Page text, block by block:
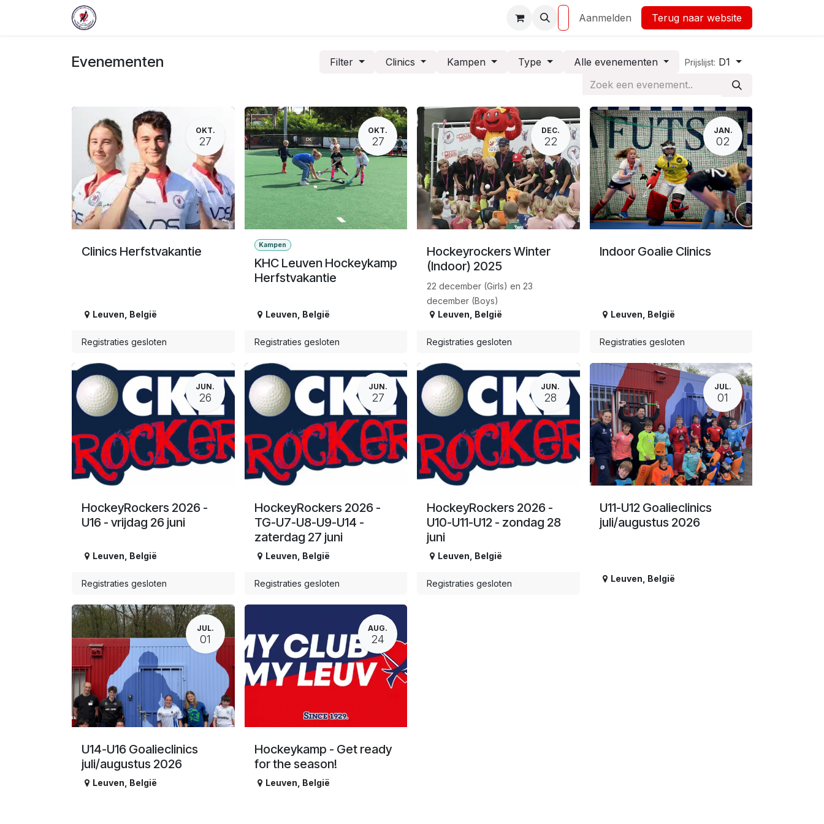
Overslaan naar inhoud
Aanmelden Terug naar website
Evenementen Filter Clinics Kampen Type Alle evenementen Prijslijst: D1
OKT.
27
Clinics Herfstvakantie
Leuven België
Registraties gesloten
OKT.
27
Kampen
KHC Leuven Hockeykamp
Herfstvakantie
Leuven België
Registraties gesloten
DEC.
22
Hockeyrockers Winter
(Indoor) 2025
22 december (Girls) en 23
december (Boys)
Leuven België
Registraties gesloten
JAN.
02
Indoor Goalie Clinics
Leuven België
Registraties gesloten
JUN.
26
HockeyRockers 2026 -
U16 - vrijdag 26 juni
Leuven België
Registraties gesloten
JUN.
27
HockeyRockers 2026 -
TG-U7-U8-U9-U14 -
zaterdag 27 juni
Leuven België
Registraties gesloten
JUN.
28
HockeyRockers 2026 -
U10-U11-U12 - zondag 28
juni
Leuven België
Registraties gesloten
JUL.
01
U11-U12 Goalieclinics
juli/augustus 2026
Leuven België
JUL.
01
U14-U16 Goalieclinics
juli/augustus 2026
Leuven België
AUG.
24
Hockeykamp - Get ready
for the season!
Leuven België